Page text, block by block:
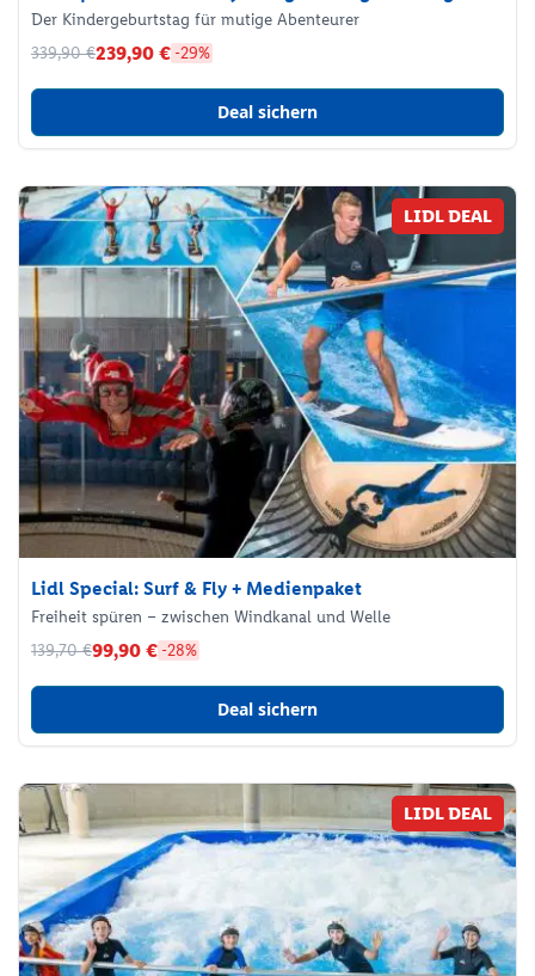
Der Kindergeburtstag für mutige Abenteurer
339,90 €239,90 € -29%
Deal sichern
LIDL DEAL
Lidl Special: Surf & Fly + Medienpaket
Freiheit spüren – zwischen Windkanal und Welle
139,70 €99,90 € -28%
Deal sichern
LIDL DEAL